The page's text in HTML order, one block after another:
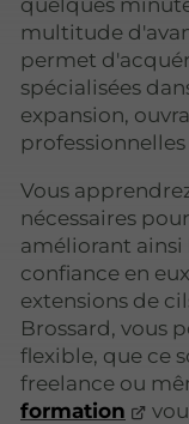
multitude
permet
spécialisées
expansion,
Vous
nécessaires
améliorant
confiance en
extensions de
Brossard, vous
flexible, que ce
freelance ou
formation